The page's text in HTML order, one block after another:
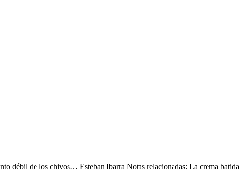
débil de los chivos… Esteban Ibarra Notas relacionadas: La crema batida